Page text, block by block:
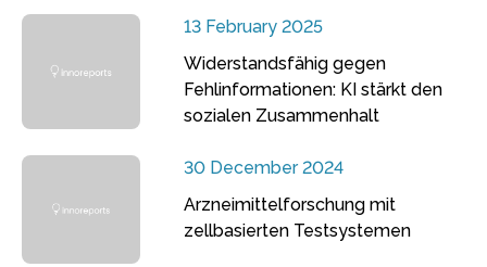
13 February 2025
Widerstandsfähig gegen
Fehlinformationen: KI stärkt den
sozialen Zusammenhalt
30 December 2024
Arzneimittelforschung mit
zellbasierten Testsystemen